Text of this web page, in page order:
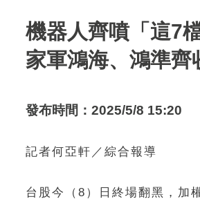
機器人齊噴「這7
家軍鴻海、鴻準齊
發布時間：2025/5/8 15:20
記者何亞軒／綜合報導
台股今（8）日終場翻黑，加